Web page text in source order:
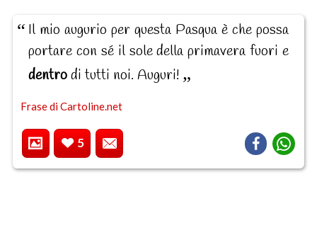
Il mio augurio per questa Pasqua è che possa
portare con sé il sole della primavera fuori e
dentrodi tutti noi. Auguri!
Frase di Cartoline.net
5